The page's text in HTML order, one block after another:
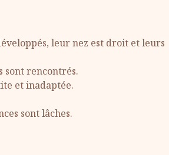
leur nez est droit et leurs
sont rencontrés.
et inadaptée.
sont lâches.